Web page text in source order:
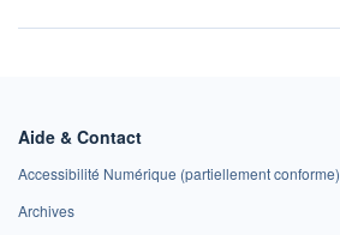
Aide & Contact
Accessibilité Numérique (partiellement conforme)
Archives